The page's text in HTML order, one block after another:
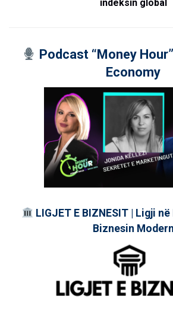
indeksin global
Podcast “Money
Economy
LIGJET E BIZNESIT | Ligji
Biznesin Modern